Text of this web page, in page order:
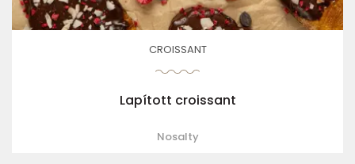
CROISSANT
Lapított croissant
Nosalty